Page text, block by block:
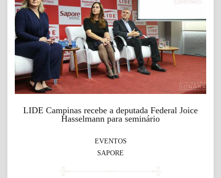
LIDE Campinas recebe a deputada Federal Joice
Hasselmann para seminário
EVENTOS
SAPORE